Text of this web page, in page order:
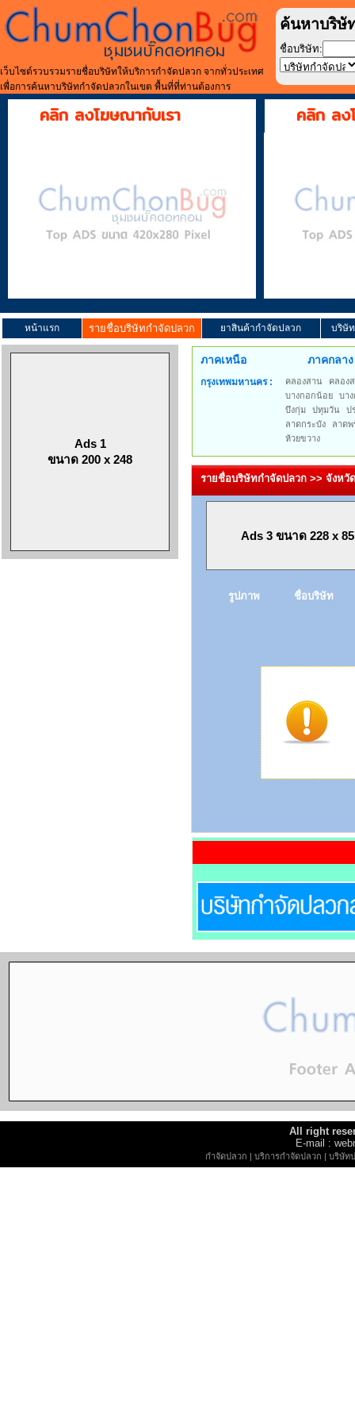
เว็บไซต์รวบรวมรายชื่อบริษัทให้บริการกำจัดปลวก จากทั่วประเทศ
เพื่อการค้นหาบริษัทกำจัดปลวกในเขต พื้นที่ที่ท่านต้องการ
ค้นหาบริษั
ชื่อบริษัท:
คลิก ลงโฆษณากับเรา คลิก ลง
หน้าแรก รายชื่อบริษัทกำจัดปลวก ยาสินค้ากำจัดปลวก บริษั
Ads 1
ขนาด 200 x 248
ภาคเหนือ ภาคกลาง
กรุงเทพมหานคร : คลองสาน
คลอง
บางกอกน้อย
บา
บึงกุ่ม
ปทุมวัน
ป
ลาดกระบัง
ลาดพ
ห้วยขวาง
รายชื่อบริษัทกำจัดปลวก >> จังห
Ads 3 ขนาด 228 x 85
รูปภาพ ชื่อบริษัท
All right
E-mail :
กำจัดปลวก | บริการกำจัดปลวก | บริษัท